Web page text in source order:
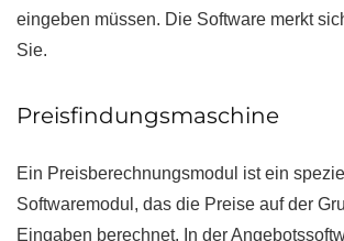
eingeben müssen. Die Software merkt
Sie.
Preisfindungsmaschine
Ein Preisberechnungsmodul ist ein
Softwaremodul, das die Preise auf der
Eingaben berechnet. In der